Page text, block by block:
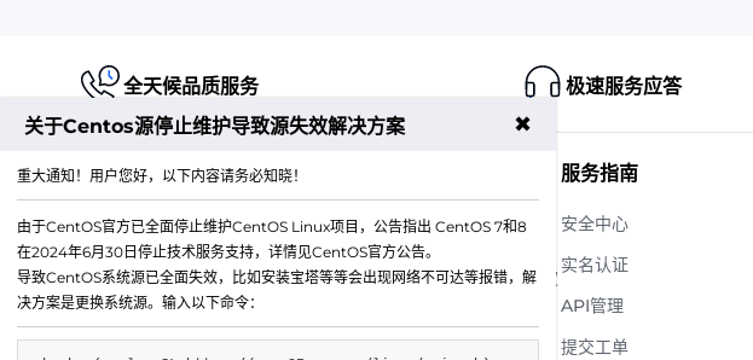
全天候品质服务 极速服务应答
江苏铭联云计算有限公司
Copyright © 2019-2026 All Rights Reserved.铭联科技 版权
所有
电子邮箱：mail@6w.cx
服务指南
安全中心
实名认证
API管理
提交工单
关于Centos源停止维护导致源失效解决方案 ✖
重大通知！用户您好，以下内容请务必知晓！
由于CentOS官方已全面停止维护CentOS Linux项目，公告指出 CentOS 7和8
在2024年6月30日停止技术服务支持，详情见CentOS官方公告。
导致CentOS系统源已全面失效，比如安装宝塔等等会出现网络不可达等报错，解
决方案是更换系统源。输入以下命令：